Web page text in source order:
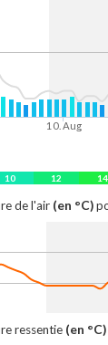
10. Aug
10 12 14
de l'air (en °C)
10. Aug
ressentie (en °C)